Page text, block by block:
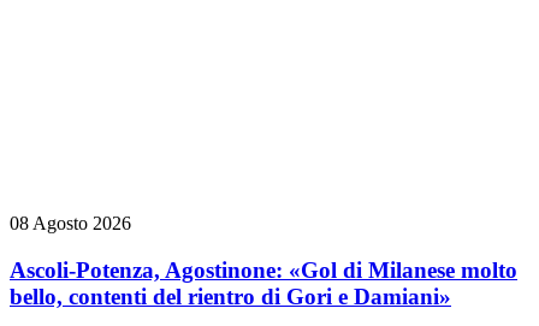
08 Agosto 2026
Ascoli-Potenza, Agostinone: «Gol di Milanese molto
bello, contenti del rientro di Gori e Damiani»